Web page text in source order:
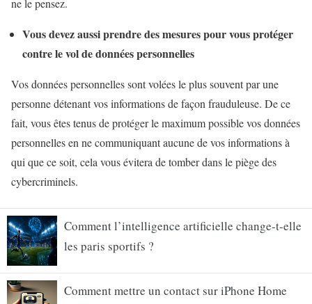
ne le pensez.
Vous devez aussi prendre des mesures pour vous protéger
contre le vol de données personnelles
Vos données personnelles sont volées le plus souvent par une
personne détenant vos informations de façon frauduleuse. De ce
fait, vous êtes tenus de protéger le maximum possible vos données
personnelles en ne communiquant aucune de vos informations à
qui que ce soit, cela vous évitera de tomber dans le piège des
cybercriminels.
Comment l’intelligence artificielle change-t-elle
les paris sportifs ?
Comment mettre un contact sur iPhone Home